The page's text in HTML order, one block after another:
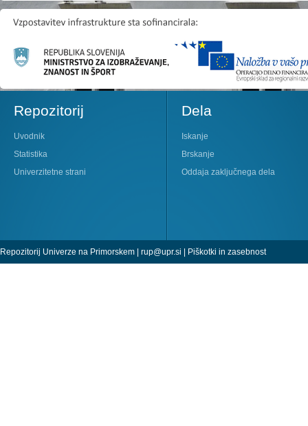
Repozitorij
Uvodnik
Statistika
Univerzitetne strani
Dela
Iskanje
Brskanje
Oddaja zaključnega dela
Repozitorij Univerze na Primorskem | rup@upr.si | Piškotki in zasebnost